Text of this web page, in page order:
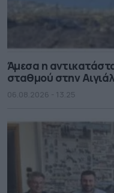
Άμεσα η
σταθμού στην
06.08.2026 - 13.25